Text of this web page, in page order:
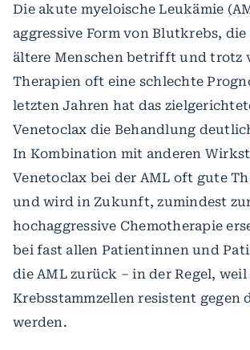
Die akute myeloische Leukämie
aggressive Form von Blutkrebs,
ältere Menschen betrifft und trotz
Therapien oft eine schlechte
letzten Jahren hat das
Venetoclax die Behandlung
In Kombination mit anderen
Venetoclax bei der AML oft gute
und wird in Zukunft, zumindest
hochaggressive Chemotherapie
bei fast allen Patientinnen und
die AML zurück – in der Regel, weil
Krebsstammzellen resistent gegen
werden.